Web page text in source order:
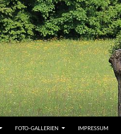
FOTO-GALLERIEN IMPRESSUM